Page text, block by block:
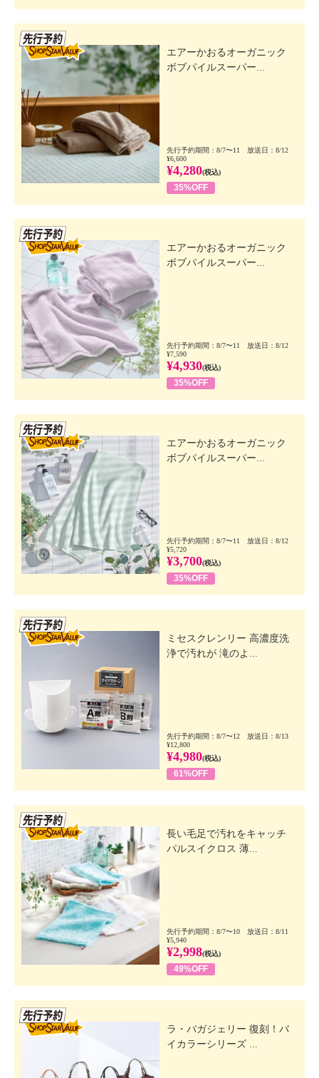
エアーかおるオーガニック
ボブパイルスーパー...
先行予約期間：8/7〜11 放送日：8/12
¥6,600
¥4,280(税込)
35%OFF
エアーかおるオーガニック
ボブパイルスーパー...
先行予約期間：8/7〜11 放送日：8/12
¥7,590
¥4,930(税込)
35%OFF
エアーかおるオーガニック
ボブパイルスーパー...
先行予約期間：8/7〜11 放送日：8/12
¥5,720
¥3,700(税込)
35%OFF
ミセスクレンリー 高濃度洗
浄で汚れが 滝のよ...
先行予約期間：8/7〜12 放送日：8/13
¥12,800
¥4,980(税込)
61%OFF
長い毛足で汚れをキャッチ
パルスイクロス 薄...
先行予約期間：8/7〜10 放送日：8/11
¥5,940
¥2,998(税込)
49%OFF
ラ・バガジェリー 復刻！バ
イカラーシリーズ ...